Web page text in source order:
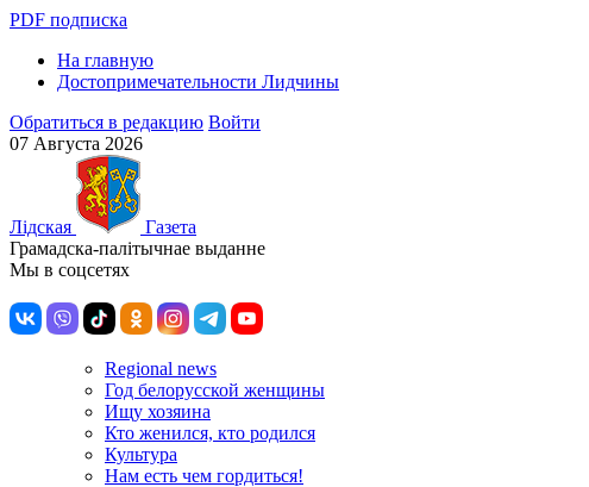
PDF подписка
На главную
Достопримечательности Лидчины
Обратиться в редакцию Войти
07 Августа 2026
Лiдская
Газета
Грамадска-палiтычнае выданне
Мы в соцсетях
Regional news
Год белорусской женщины
Ищу хозяина
Кто женился, кто родился
Культура
Нам есть чем гордиться!